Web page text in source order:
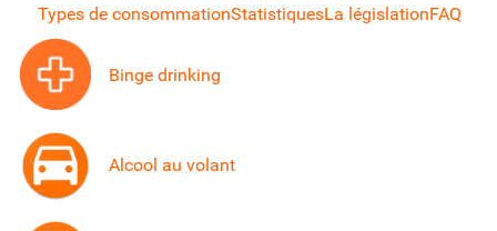
Types de consommationStatistiquesLa législationFAQ
Binge drinking
Alcool au volant